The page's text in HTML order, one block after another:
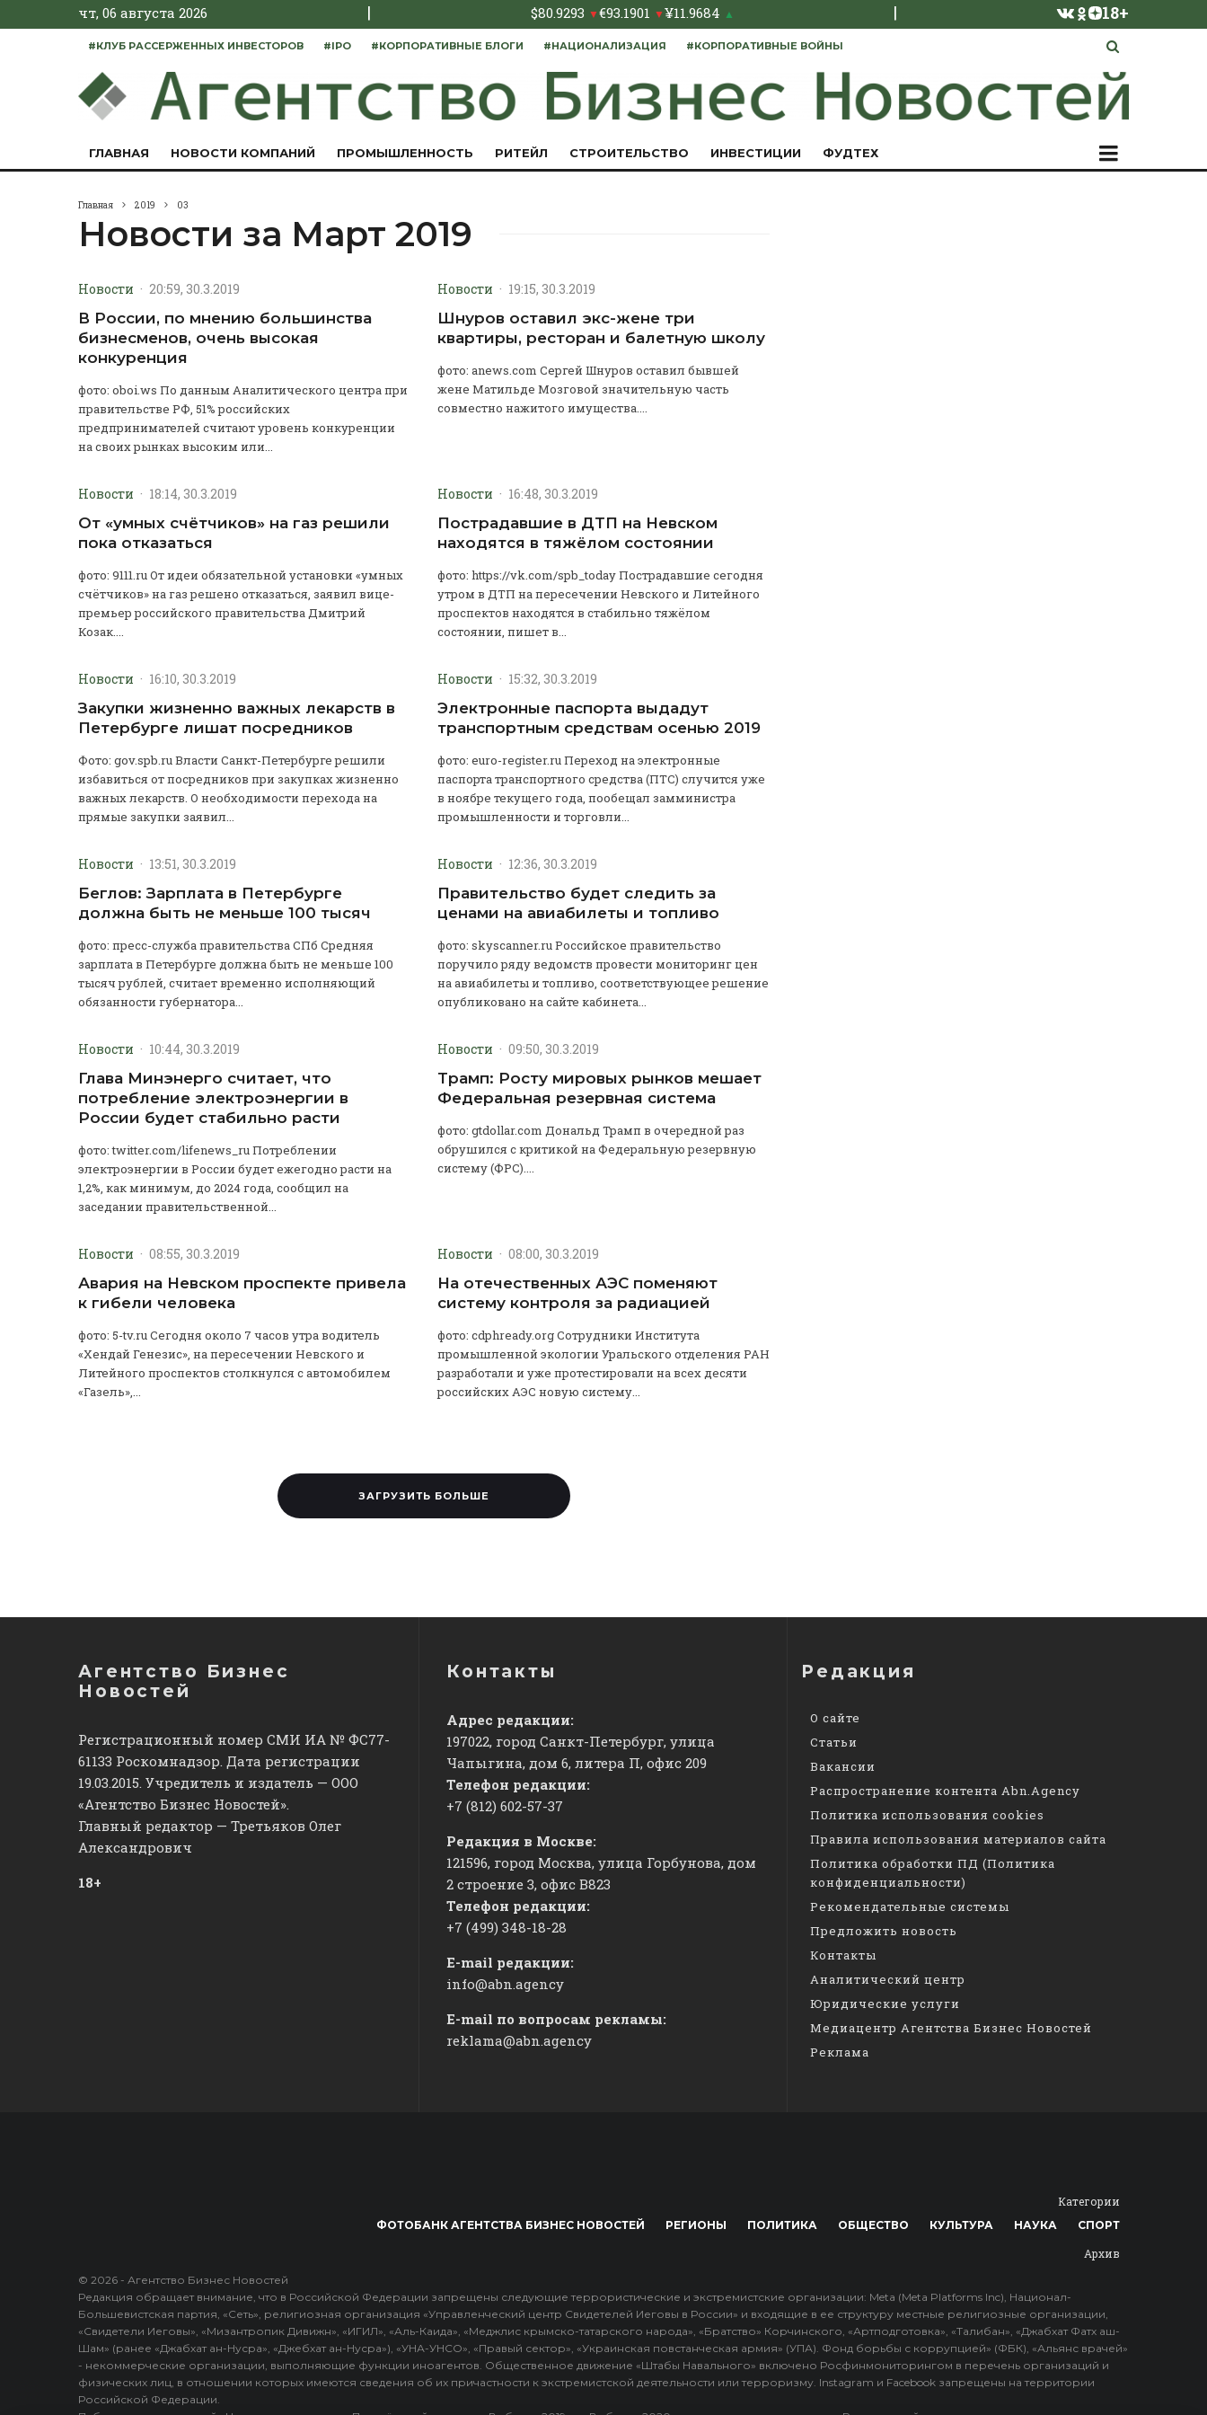
чт, 06 августа 2026 | $80.9293 ▼€93.1901 ▼¥11.9684 ▲ | 18+
#КЛУБ РАССЕРЖЕННЫХ ИНВЕСТОРОВ #IPO #КОРПОРАТИВНЫЕ БЛОГИ #НАЦИОНАЛИЗАЦИЯ #КОРПОРАТИВНЫЕ ВОЙНЫ
ГЛАВНАЯ НОВОСТИ КОМПАНИЙ ПРОМЫШЛЕННОСТЬ РИТЕЙЛ СТРОИТЕЛЬСТВО ИНВЕСТИЦИИ ФУДТЕХ
Главная 2019 03
Новости за Март 2019
Новости · 20:59, 30.3.2019
В России, по мнению большинства
бизнесменов, очень высокая
конкуренция
фото: oboi.ws По данным Аналитического центра при
правительстве РФ, 51% российских
предпринимателей считают уровень конкуренции
на своих рынках высоким или...
Новости · 19:15, 30.3.2019
Шнуров оставил экс-жене три
квартиры, ресторан и балетную школу
фото: anews.com Сергей Шнуров оставил бывшей
жене Матильде Мозговой значительную часть
совместно нажитого имущества....
Новости · 18:14, 30.3.2019
От «умных счётчиков» на газ решили
пока отказаться
фото: 9111.ru От идеи обязательной установки «умных
счётчиков» на газ решено отказаться, заявил вице-
премьер российского правительства Дмитрий
Козак....
Новости · 16:48, 30.3.2019
Пострадавшие в ДТП на Невском
находятся в тяжёлом состоянии
фото: https://vk.com/spb_today Пострадавшие сегодня
утром в ДТП на пересечении Невского и Литейного
проспектов находятся в стабильно тяжёлом
состоянии, пишет в...
Новости · 16:10, 30.3.2019
Закупки жизненно важных лекарств в
Петербурге лишат посредников
Фото: gov.spb.ru Власти Санкт-Петербурге решили
избавиться от посредников при закупках жизненно
важных лекарств. О необходимости перехода на
прямые закупки заявил...
Новости · 15:32, 30.3.2019
Электронные паспорта выдадут
транспортным средствам осенью 2019
фото: euro-register.ru Переход на электронные
паспорта транспортного средства (ПТС) случится уже
в ноябре текущего года, пообещал замминистра
промышленности и торговли...
Новости · 13:51, 30.3.2019
Беглов: Зарплата в Петербурге
должна быть не меньше 100 тысяч
фото: пресс-служба правительства СПб Средняя
зарплата в Петербурге должна быть не меньше 100
тысяч рублей, считает временно исполняющий
обязанности губернатора...
Новости · 12:36, 30.3.2019
Правительство будет следить за
ценами на авиабилеты и топливо
фото: skyscanner.ru Российское правительство
поручило ряду ведомств провести мониторинг цен
на авиабилеты и топливо, соответствующее решение
опубликовано на сайте кабинета...
Новости · 10:44, 30.3.2019
Глава Минэнерго считает, что
потребление электроэнергии в
России будет стабильно расти
фото: twitter.com/lifenews_ru Потреблении
электроэнергии в России будет ежегодно расти на
1,2%, как минимум, до 2024 года, сообщил на
заседании правительственной...
Новости · 09:50, 30.3.2019
Трамп: Росту мировых рынков мешает
Федеральная резервная система
фото: gtdollar.com Дональд Трамп в очередной раз
обрушился с критикой на Федеральную резервную
систему (ФРС)....
Новости · 08:55, 30.3.2019
Авария на Невском проспекте привела
к гибели человека
фото: 5-tv.ru Сегодня около 7 часов утра водитель
«Хендай Генезис», на пересечении Невского и
Литейного проспектов столкнулся с автомобилем
«Газель»,...
Новости · 08:00, 30.3.2019
На отечественных АЭС поменяют
систему контроля за радиацией
фото: cdphready.org Сотрудники Института
промышленной экологии Уральского отделения РАН
разработали и уже протестировали на всех десяти
российских АЭС новую систему...
ЗАГРУЗИТЬ БОЛЬШЕ
Агентство Бизнес
Новостей
Регистрационный номер СМИ ИА № ФС77-
61133 Роскомнадзор. Дата регистрации
19.03.2015. Учредитель и издатель — ООО
«Агентство Бизнес Новостей».
Главный редактор — Третьяков Олег
Александрович
18+
Контакты
Адрес редакции:
197022, город Санкт-Петербург, улица
Чапыгина, дом 6, литера П, офис 209
Телефон редакции:
+7 (812) 602-57-37
Редакция в Москве:
121596, город Москва, улица Горбунова, дом
2 строение 3, офис ​В823
Телефон редакции:
+7 (499) 348-18-28
E-mail редакции:
info@abn.agency
E-mail по вопросам рекламы:
reklama@abn.agency
Редакция
О сайте
Статьи
Вакансии
Распространение контента Abn.Agency
Политика использования cookies
Правила использования материалов сайта
Политика обработки ПД (Политика
конфиденциальности)
Рекомендательные системы
Предложить новость
Контакты
Аналитический центр
Юридические услуги
Медиацентр Агентства Бизнес Новостей
Реклама
© 2026 - Агентство Бизнес Новостей
Редакция обращает внимание, что в Российской Федерации запрещены следующие террористические и экстремистские организации: Meta (Meta Platforms Inc), Национал-
Большевистская партия, «Сеть», религиозная организация «Управленческий центр Свидетелей Иеговы в России» и входящие в ее структуру местные религиозные организации,
«Свидетели Иеговы», «Мизантропик Дивижн», «ИГИЛ», «Аль-Каида», «Меджлис крымско-татарского народа», «Братство» Корчинского, «Артподготовка», «Талибан», «Джабхат Фатх аш-
Шам» (ранее «Джабхат ан-Нусра», «Джебхат ан-Нусра»), «УНА-УНСО», «Правый сектор», «Украинская повстанческая армия» (УПА). Фонд борьбы с коррупцией» (ФБК), «Альянс врачей»
- некоммерческие организации, выполняющие функции иноагентов. Общественное движение «Штабы Навального» включено Росфинмониторингом в перечень организаций и
физических лиц, в отношении которых имеются сведения об их причастности к экстремистской деятельности или терроризму. Instagram и Facebook запрещены на территории
Российской Федерации.
Архив
Категории
ФОТОБАНК АГЕНТСТВА БИЗНЕС НОВОСТЕЙ РЕГИОНЫ ПОЛИТИКА ОБЩЕСТВО КУЛЬТУРА НАУКА СПОРТ